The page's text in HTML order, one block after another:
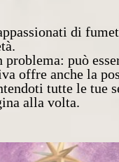
di
può
offre anche la
tutte le tue
alla volta.